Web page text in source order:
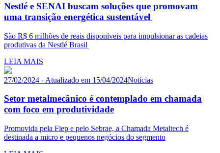
Nestlé e SENAI buscam soluções que promovam
uma transição energética sustentável
São R$ 6 milhões de reais disponíveis para impulsionar as cadeias
produtivas da Nestlé Brasil
LEIA MAIS
27/02/2024 - Atualizado em 15/04/2024Notícias
Setor metalmecânico é contemplado em chamada
com foco em produtividade
Promovida pela Fiep e pelo Sebrae, a Chamada Metaltech é
destinada a micro e pequenos negócios do segmento